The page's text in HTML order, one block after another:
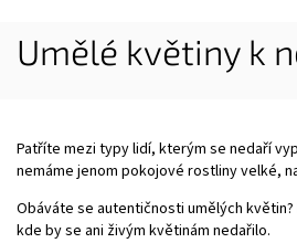
Umělé květiny k
Patříte mezi typy lidí, kterým se nedaří
nemáme jenom pokojové rostliny velké,
Obáváte se autentičnosti umělých
kde by se ani živým květinám nedařilo.